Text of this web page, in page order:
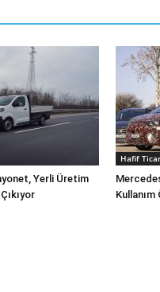
Yerli Üretim
Hafif